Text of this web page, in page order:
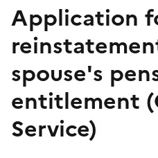
Application
spouse's
entitlement
Service)